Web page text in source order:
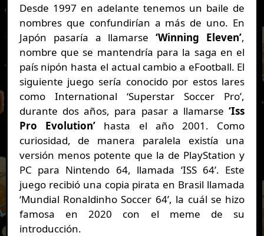
Desde 1997 en adelante tenemos un baile de
nombres que confundirían a más de uno. En
Japón pasaría a llamarse‘Winning Eleven’,
nombre que se mantendría para la saga en el
país nipón hasta el actual cambio a eFootball. El
siguiente juego sería conocido por estos lares
como International ‘Superstar Soccer Pro’,
durante dos años, para pasar a llamarse‘Iss
Pro Evolution’ hasta el año 2001. Como
curiosidad, de manera paralela existía una
versión menos potente que la de PlayStation y
PC para Nintendo 64, llamada ‘ISS 64’. Este
juego recibió una copia pirata en Brasil llamada
‘Mundial Ronaldinho Soccer 64’, la cuál se hizo
famosa en 2020 con el meme de su
introducción.